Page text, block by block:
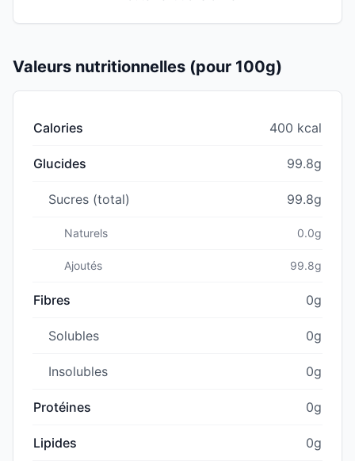
Valeurs nutritionnelles (pour 100g)
Calories 400 kcal
Glucides 99.8g
Sucres (total) 99.8g
Naturels 0.0g
Ajoutés 99.8g
Fibres 0g
Solubles 0g
Insolubles 0g
Protéines 0g
Lipides 0g